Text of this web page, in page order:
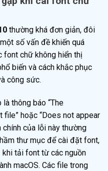
thường khá đơn giản, đôi
số vấn đề khiến quá
font chữ không hiển thị
biến và cách khắc phục
công sức.
thông báo “The
hoặc “Does not appear
chính của lỗi này thường
thư mục để cài đặt font,
khi tải font từ các nguồn
macOS. Các file trong